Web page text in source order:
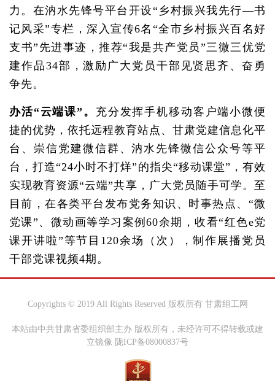
力。在汭水先锋号平台开设“乡村振兴我先行—书
记风采”专栏，深入宣传6名“全市乡村振兴百名好
支书”先进事迹，推荐“我是共产党员”三微三优党
建作品34部，激励广大党员干部见贤思齐、奋勇
争先。
办活“云端课”。 充分发挥手机移动客户端小微便
捷的优势，依托远程教育站点、甘肃党建信息化平
台、崇信党建微信群、汭水先锋微信公众号等平
台，打造“24小时不打烊”的指尖“移动课堂”，有效
实现教育资源“云端”共享，广大党员随手可学。至
目前，在各类平台发布党务知识、时事热点、“微
党课”、微动画等学习案例60余期，收看“红色e党
课开讲啦”等节目120余场（次），制作展播党员
干部党课视频4期。
Copyrights © 2019 All Rights Reserved 版权所有 甘肃组工网
本站由中共甘肃省委组织部主办 版权所有，未经许可不得转载或建
立镜像 陇ICP备08000837号